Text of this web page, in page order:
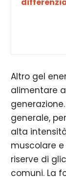
Altro gel
alimentare
generale,
alta
muscolare
riserve di
comuni. La